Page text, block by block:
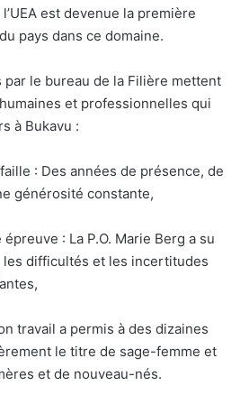
est devenue la première
pays dans ce domaine.
par le bureau de la Filière mettent
et professionnelles qui
à Bukavu :
: Des années de présence, de
générosité constante,
: La P.O. Marie Berg a su
difficultés et les incertitudes
travail a permis à des dizaines
le titre de sage-femme et
et de nouveau-nés.